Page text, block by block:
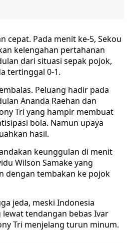
cepat. Pada menit ke-5, Sekou
kelengahan pertahanan
dari situasi sepak pojok,
tertinggal 0-1.
Peluang hadir pada
Ananda Raehan dan
Tri yang hampir membuat
bola. Namun upaya
hasil.
keunggulan di menit
Wilson Samake yang
dengan tembakan ke pojok
jeda, meski Indonesia
tendangan bebas Ivar
Tri menjelang turun minum.